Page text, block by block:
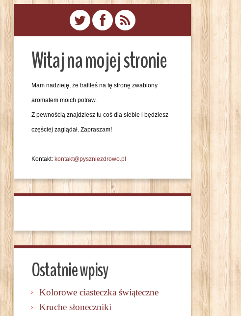
Witaj na mojej stronie
Mam nadzieję, że trafiłeś na tę stronę zwabiony
aromatem moich potraw.
Z pewnością znajdziesz tu coś dla siebie i będziesz
częściej zaglądał. Zapraszam!
Kontakt: kontakt@pyszniezdrowo.pl
Ostatnie wpisy
Kolorowe ciasteczka świąteczne
Kruche słoneczniki